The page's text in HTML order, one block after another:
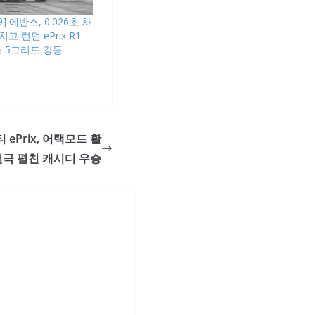
에반스, 0.026초 차
고 런던 ePrix R1
그리드 강등
ePrix, 어택모드 활
펼친 캐시디 우승